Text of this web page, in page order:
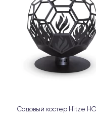
Садовый костер Hitze